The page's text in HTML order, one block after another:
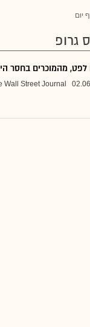
יום
גרופ
לפט, מהמוכרים בחסר
Wall Street Journal